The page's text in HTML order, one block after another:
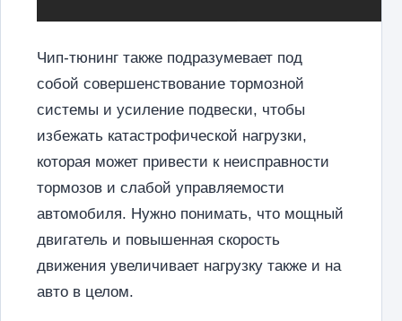
Чип-тюнинг также подразумевает под
собой совершенствование тормозной
системы и усиление подвески, чтобы
избежать катастрофической нагрузки,
которая может привести к неисправности
тормозов и слабой управляемости
автомобиля. Нужно понимать, что мощный
двигатель и повышенная скорость
движения увеличивает нагрузку также и на
авто в целом.